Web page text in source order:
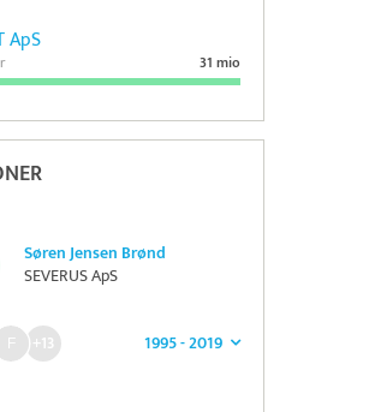
ApS
31 mio
Søren Jensen Brønd
SEVERUS ApS
1995 - 2019
+13